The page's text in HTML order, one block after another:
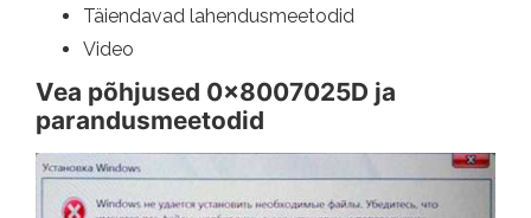
Täiendavad lahendusmeetodid
Video
Vea põhjused 0x8007025D ja
parandusmeetodid